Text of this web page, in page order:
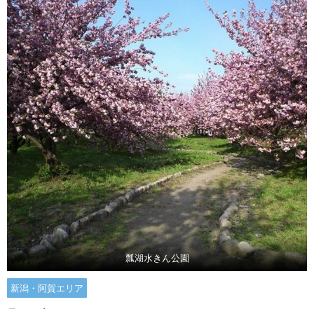
瓢湖水きん公園
新潟・阿賀エリア